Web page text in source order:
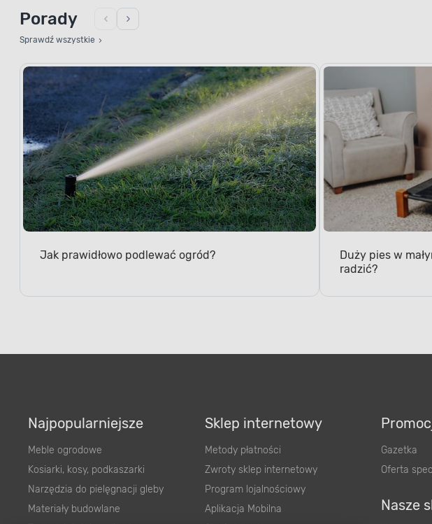
Porady
Sprawdź wszystkie
Jak prawidłowo podlewać ogród?
Duży pies w
radzić?
Najpopularniejsze
Meble ogrodowe
Kosiarki, kosy, podkaszarki
Narzędzia do pielęgnacji gleby
Materiały budowlane
Sklep internetowy
Metody płatności
Zwroty sklep internetowy
Program lojalnościowy
Aplikacja Mobilna
Gazetka
Oferta
Nasze